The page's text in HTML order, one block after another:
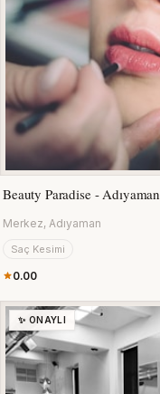
Beauty Paradise - Adıyaman
Merkez, Adıyaman
Saç Kesimi
0.00
✨ ONAYLI